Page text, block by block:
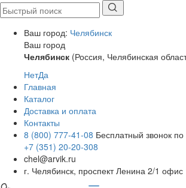
Ваш город: Челябинск
Ваш город
Челябинск (Россия, Челябинская
НетДа
Главная
Каталог
Доставка и оплата
Контакты
8 (800) 777-41-08 Бесплатный звонок
+7 (351) 20-20-308
chel@arvik.ru
г. Челябинск, проспект Ленина 2/1 офис